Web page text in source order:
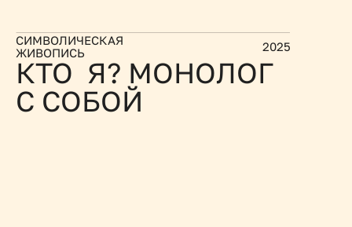
СИМВОЛИЧЕСКАЯ
ЖИВОПИСЬ
2025
КТО  Я? МОНОЛОГ
С СОБОЙ